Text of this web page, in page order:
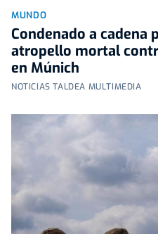
MUNDO
Condenado a cadena
atropello mortal
en Múnich
NOTICIAS TALDEA MULTIMEDIA